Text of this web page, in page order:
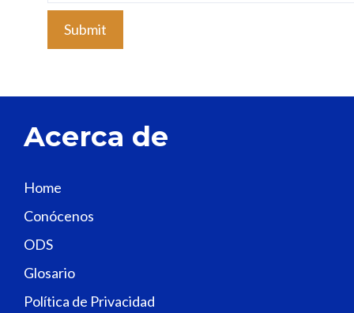
l
a
h
f
i
e
d
b
Acerca de
Home
Conócenos
ODS
Glosario
Política de Privacidad